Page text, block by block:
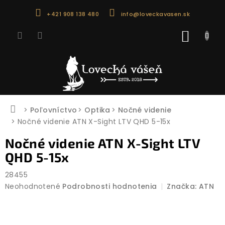
+421 908 138 480 info@loveckavasen.sk
Domov
Poľovníctvo Optika
Nočné videnie
Nočné videnie ATN X-Sight LTV QHD 5-15x
Nočné videnie ATN X-Sight LTV
QHD 5-15x
28455
Priemerné
Neohodnotené Podrobnosti hodnotenia Značka: ATN